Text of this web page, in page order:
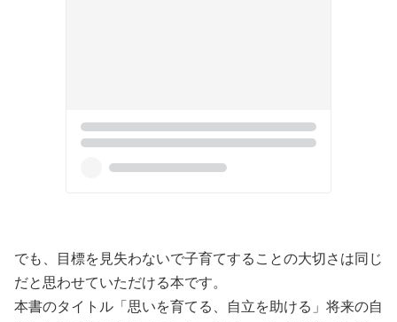
でも、目標を見失わないで子育てすることの大切さは同じ
だと思わせていただける本です。
本書のタイトル「思いを育てる、自立を助ける」将来の自